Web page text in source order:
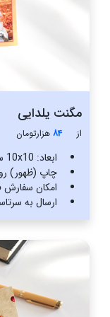
مگنت یلدایی
از 84 هزار‌تومان
ابعاد: 10x10 سانتی متر
چاپ (ظهور)
امکان سفارش
ارسال به